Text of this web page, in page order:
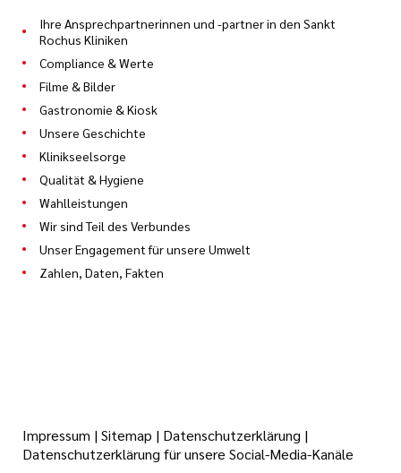
Ihre Ansprechpartnerinnen und -partner in den Sankt
Rochus Kliniken
Compliance & Werte
Filme & Bilder
Gastronomie & Kiosk
Unsere Geschichte
Klinikseelsorge
Qualität & Hygiene
Wahlleistungen
Wir sind Teil des Verbundes
Unser Engagement für unsere Umwelt
Zahlen, Daten, Fakten
Impressum |Sitemap | Datenschutzerklärung |
Datenschutzerklärung für unsere Social-Media-Kanäle